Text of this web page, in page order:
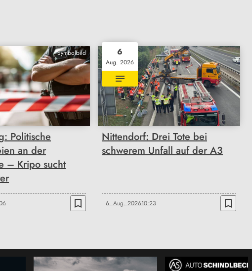
Symbolbild
Politische
an der
– Kripo sucht
bookmark_border
6
Aug. 2026
Nittendorf: Drei Tote bei
schwerem Unfall auf der A3
6. Aug. 202610:23 bookmark_border